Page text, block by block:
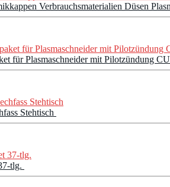
Verbrauchsmaterialien Düsen
für Plasmaschneider mit Pilotzündung
Stehtisch
tlg.